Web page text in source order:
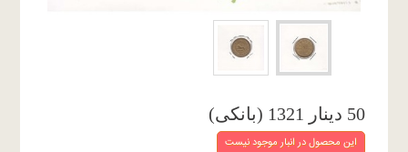
50 دینار 1321 (بانکی)
این محصول در انبار موجود نیست